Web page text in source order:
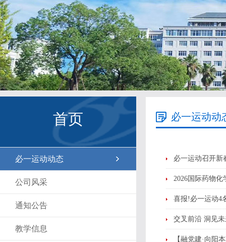
首页
必一运动动态
公司风采
通知公告
教学信息
必一运动动
必一运动召开新
2026国际药物
喜报!必一运动4
交叉前沿 洞见
【融党建·向阳